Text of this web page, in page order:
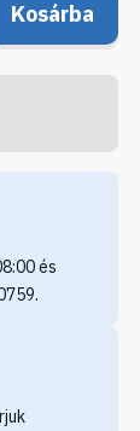
Kosárba
és